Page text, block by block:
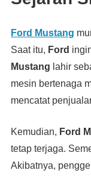
Ford Mustang
Saat itu, Ford
Mustang lahir
mesin bertenaga
mencatat
Kemudian, Ford
tetap terjaga.
Akibatnya,